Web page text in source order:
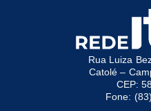
Rua Luiza
Catolé –
CEP:
Fone: